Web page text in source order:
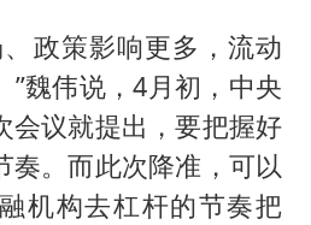
政策影响更多，流动
”魏伟说，4月初，中央
会议就提出，要把握好
奏。而此次降准，可以
机构去杠杆的节奏把